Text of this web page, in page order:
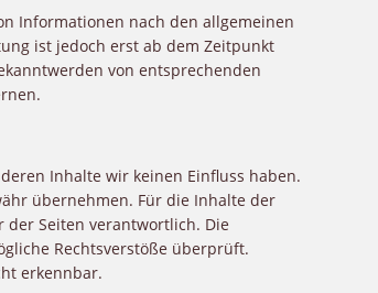
Informationen nach den allgemeinen
ist jedoch erst ab dem Zeitpunkt
von entsprechenden
Inhalte wir keinen Einfluss haben.
übernehmen. Für die Inhalte der
Seiten verantwortlich. Die
Rechtsverstöße überprüft.
erkennbar.